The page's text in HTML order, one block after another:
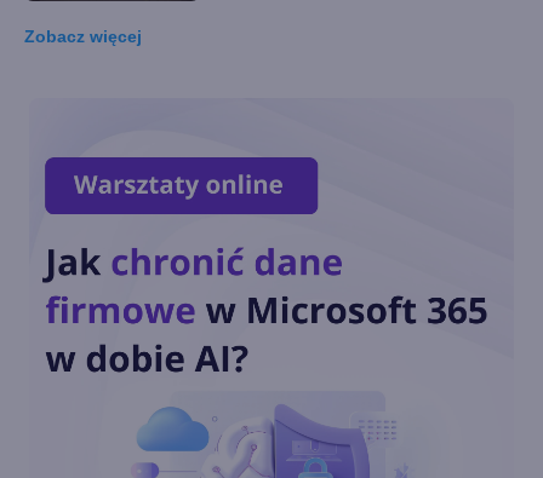
lat! Ale ten czas zleciał
W kodzie źródłowym Windows
wcześniej motyw
Zobacz więcej